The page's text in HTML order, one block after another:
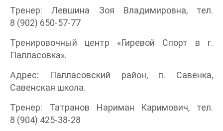
Тренер: Левшина Зоя Владимировна, тел.
8 (902) 650-57-77
Тренировочный центр «Гиревой Спорт в г.
Палласовка».
Адрес: Палласовский район, п. Савенка,
Савенская школа.
Тренер: Татранов Нариман Каримович, тел.
8 (904) 425-38-28